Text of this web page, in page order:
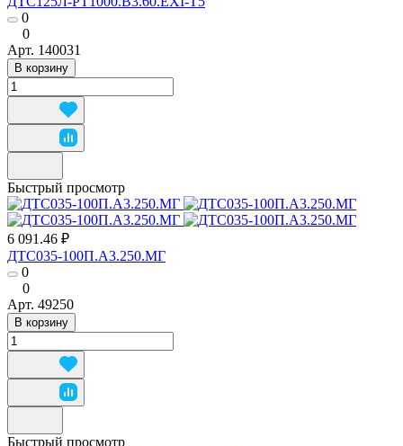
0
0
Арт. 140031
В корзину
Быстрый просмотр
6 091.46 ₽
ДТС035-100П.А3.250.МГ
0
0
Арт. 49250
В корзину
Быстрый просмотр